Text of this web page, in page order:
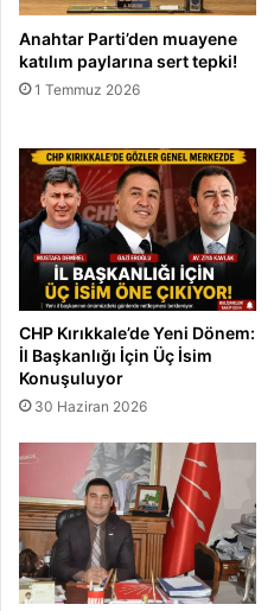
Anahtar Parti’den muayene
katılım paylarına sert tepki!
1 Temmuz 2026
CHP Kırıkkale’de Yeni Dönem:
İl Başkanlığı İçin Üç İsim
Konuşuluyor
30 Haziran 2026